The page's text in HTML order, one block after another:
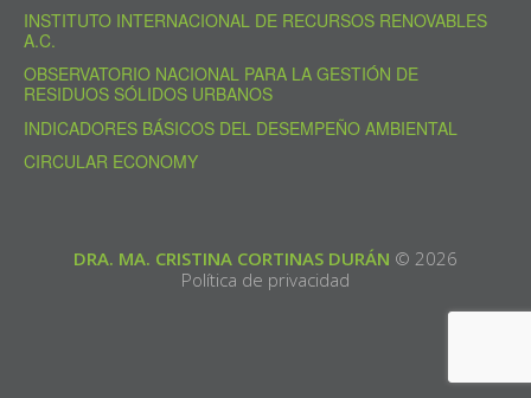
INSTITUTO INTERNACIONAL DE RECURSOS RENOVABLES
A.C.
OBSERVATORIO NACIONAL PARA LA GESTIÓN DE
RESIDUOS SÓLIDOS URBANOS
INDICADORES BÁSICOS DEL DESEMPEÑO AMBIENTAL
CIRCULAR ECONOMY
DRA. MA. CRISTINA CORTINAS DURÁN © 2026
Política de privacidad